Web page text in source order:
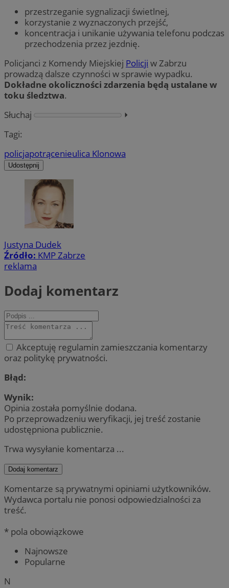
przestrzeganie sygnalizacji świetlnej,
korzystanie z wyznaczonych przejść,
koncentracja i unikanie używania telefonu podczas
przechodzenia przez jezdnię.
Policjanci z Komendy Miejskiej Policji w Zabrzu
prowadzą dalsze czynności w sprawie wypadku.
Dokładne okoliczności zdarzenia będą ustalane w
toku śledztwa.
Słuchaj
⏵︎
Tagi:
policjapotrącenieulica Klonowa
Udostępnij
Justyna Dudek
Źródło: KMP Zabrze
reklama
Dodaj komentarz
Akceptuję regulamin zamieszczania komentarzy
oraz politykę prywatności.
Błąd:
Wynik:
Opinia została pomyślnie dodana.
Po przeprowadzeniu weryfikacji, jej treść zostanie
udostępniona publicznie.
Trwa wysyłanie komentarza ...
Dodaj komentarz
Komentarze są prywatnymi opiniami użytkowników.
Wydawca portalu nie ponosi odpowiedzialności za
treść.
* pola obowiązkowe
Najnowsze
Popularne
N